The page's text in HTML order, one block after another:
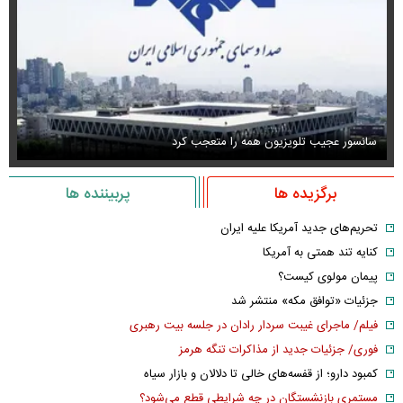
سانسور عجیب تلویزیون همه را متعجب کرد
برگزیده ها پربیننده ها
تحریم‌های جدید آمریکا علیه ایران
کنایه تند همتی به آمریکا
پیمان مولوی کیست؟
جزئیات «توافق مکه» منتشر شد
فیلم/ ماجرای غیبت سردار رادان در جلسه بیت رهبری
فوری/ جزئیات جدید از مذاکرات تنگه هرمز
کمبود دارو؛ از قفسه‌های خالی تا دلالان و بازار سیاه
مستمری بازنشستگان در چه شرایطی قطع می‌شود؟